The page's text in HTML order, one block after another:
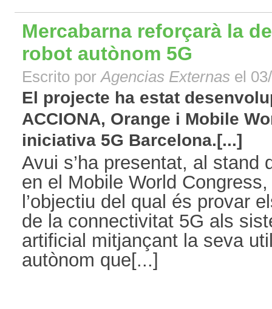
Mercabarna reforçarà la
robot autònom 5G
Escrito porAgencias Externas el
El projecte ha estat
ACCIONA, Orange i Mobile
iniciativa 5G Barcelona.[...]
Avui s’ha presentat, al stand
en el Mobile World
l’objectiu del qual és provar
de la connectivitat 5G als
artificial mitjançant la seva
autònom que[...]